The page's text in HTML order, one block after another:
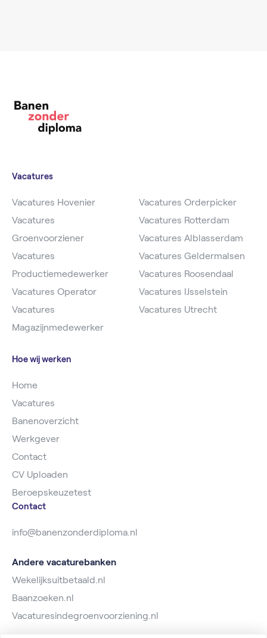
Vacatures
Vacatures Hovenier
Vacatures
Groenvoorziener
Vacatures
Productiemedewerker
Vacatures Operator
Vacatures
Magazijnmedewerker
Vacatures Orderpicker
Vacatures Rotterdam
Vacatures Alblasserdam
Vacatures Geldermalsen
Vacatures Roosendaal
Vacatures IJsselstein
Vacatures Utrecht
Hoe wij werken
Home
Vacatures
Banenoverzicht
Werkgever
Contact
CV Uploaden
Beroepskeuzetest
Contact
info@banenzonderdiploma.nl
Andere vacaturebanken
Wekelijksuitbetaald.nl
Baanzoeken.nl
Vacaturesindegroenvoorziening.nl